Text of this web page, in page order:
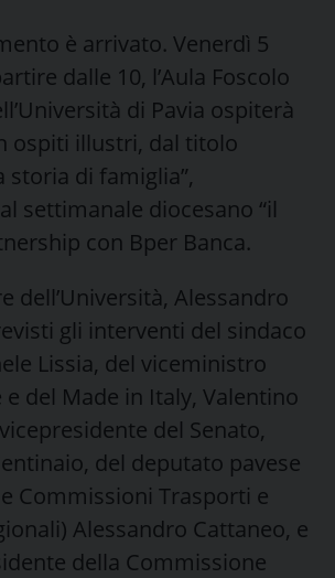
è arrivato. Venerdì 5
dalle 10, l’Aula Foscolo
di Pavia ospiterà
ospiti illustri, dal titolo
storia di famiglia”,
settimanale diocesano “il
con Bper Banca.
dell’Università, Alessandro
gli interventi del sindaco
Lissia, del viceministro
del Made in Italy, Valentino
del Senato,
del deputato pavese
Commissioni Trasporti e
Alessandro Cattaneo, e
della Commissione